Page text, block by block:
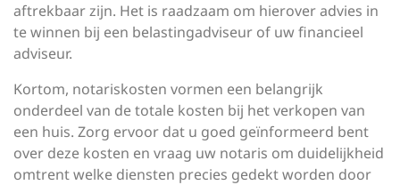
aftrekbaar zijn. Het is raadzaam om hierover advies in
te winnen bij een belastingadviseur of uw financieel
adviseur.
Kortom, notariskosten vormen een belangrijk
onderdeel van de totale kosten bij het verkopen van
een huis. Zorg ervoor dat u goed geïnformeerd bent
over deze kosten en vraag uw notaris om duidelijkheid
omtrent welke diensten precies gedekt worden door